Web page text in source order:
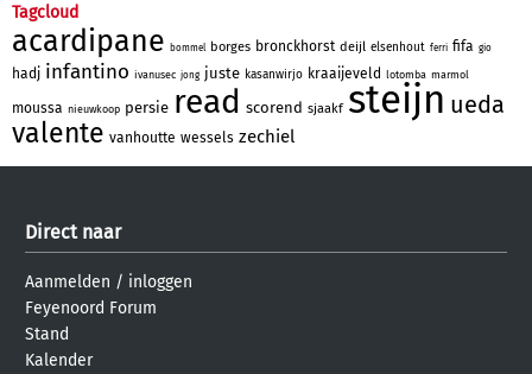
Tagcloud
acardipane bommel borges bronckhorst deijl elsenhout ferri fifa gio
hadj infantino ivanusec jong juste kasanwirjo kraaijeveld lotomba marmol
moussa nieuwkoop persie read scorend sjaakf steijn ueda
valente vanhoutte wessels zechiel
Direct naar
Aanmelden / inloggen
Feyenoord Forum
Stand
Kalender